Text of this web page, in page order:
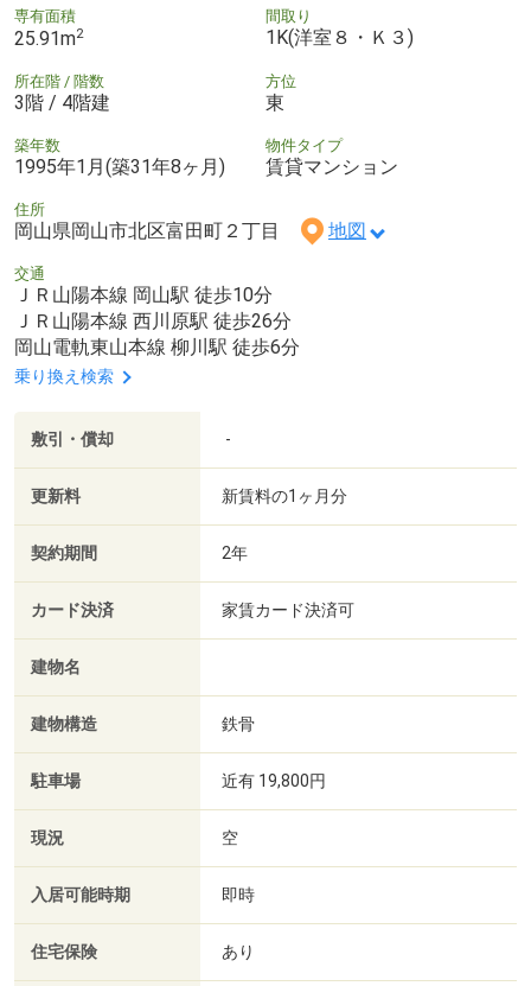
専有面積
25.91m2
間取り
1K(洋室８・Ｋ３)
所在階 / 階数
3階 / 4階建
方位
東
築年数
1995年1月(築31年8ヶ月)
物件タイプ
賃貸マンション
住所
岡山県岡山市北区富田町２丁目 地図
交通
ＪＲ山陽本線 岡山駅 徒歩10分
ＪＲ山陽本線 西川原駅 徒歩26分
岡山電軌東山本線 柳川駅 徒歩6分
乗り換え検索
敷引・償却 -
更新料 新賃料の1ヶ月分
契約期間 2年
カード決済 家賃カード決済可
建物名
建物構造 鉄骨
駐車場 近有 19,800円
現況 空
入居可能時期 即時
住宅保険 あり